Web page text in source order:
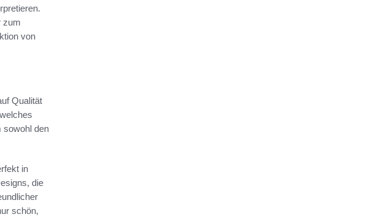
zum
von
Qualität
sowohl den
in
die
schön,